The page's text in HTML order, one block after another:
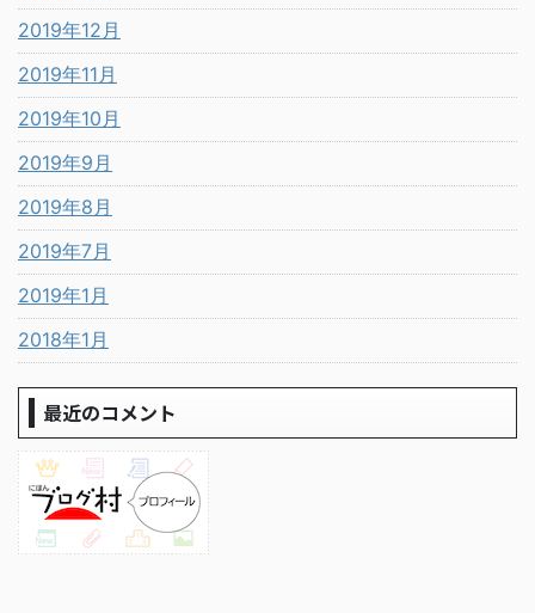
2019年12月
2019年11月
2019年10月
2019年9月
2019年8月
2019年7月
2019年1月
2018年1月
最近のコメント